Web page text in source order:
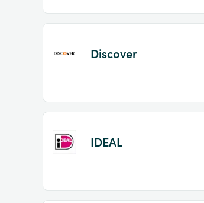
Discover
IDEAL